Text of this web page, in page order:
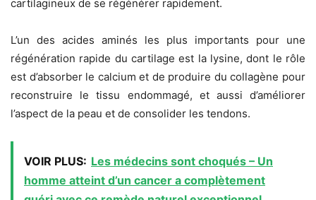
cartilagineux de se régénérer rapidement.
L’un des acides aminés les plus importants pour une
régénération rapide du cartilage est la lysine, dont le rôle
est d’absorber le calcium et de produire du collagène pour
reconstruire le tissu endommagé, et aussi d’améliorer
l’aspect de la peau et de consolider les tendons.
VOIR PLUS: Les médecins sont choqués – Un
homme atteint d’un cancer a complètement